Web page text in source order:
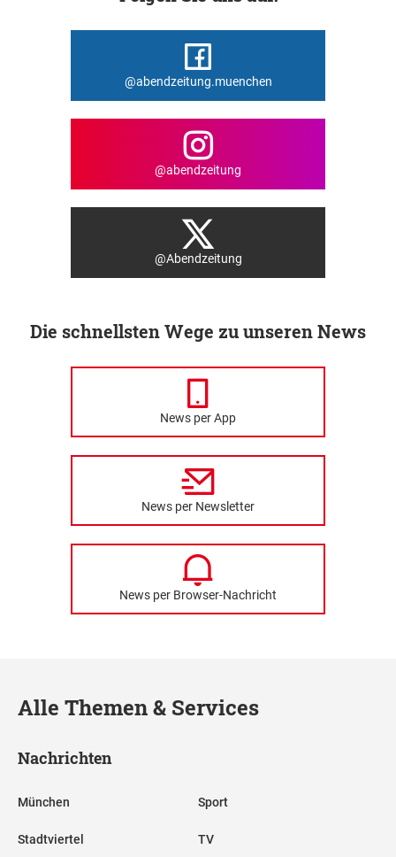
@abendzeitung.muenchen
@abendzeitung
@Abendzeitung
Die schnellsten Wege zu unseren News
News per App
News per Newsletter
News per Browser-Nachricht
Alle Themen & Services
Nachrichten
München
Stadtviertel
Sport
TV